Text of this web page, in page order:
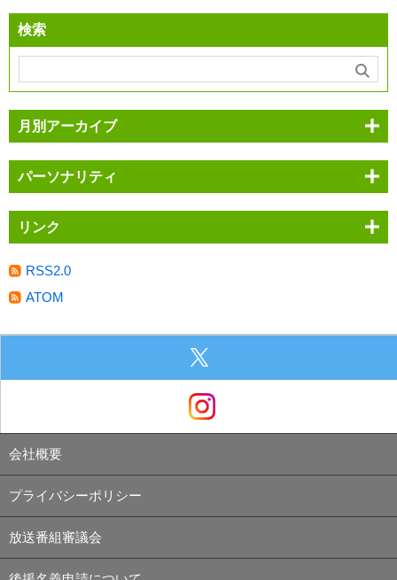
検索
月別アーカイブ
パーソナリティ
リンク
RSS2.0
ATOM
会社概要
プライバシーポリシー
放送番組審議会